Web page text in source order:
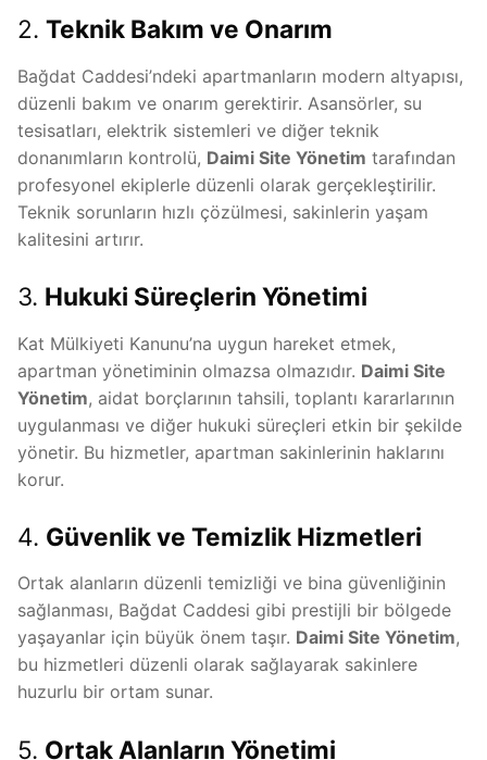
2. Teknik Bakım ve Onarım
Bağdat Caddesi’ndeki apartmanların modern altyapısı,
düzenli bakım ve onarım gerektirir. Asansörler, su
tesisatları, elektrik sistemleri ve diğer teknik
donanımların kontrolü, Daimi Site Yönetim tarafından
profesyonel ekiplerle düzenli olarak gerçekleştirilir.
Teknik sorunların hızlı çözülmesi, sakinlerin yaşam
kalitesini artırır.
3. Hukuki Süreçlerin Yönetimi
Kat Mülkiyeti Kanunu’na uygun hareket etmek,
apartman yönetiminin olmazsa olmazıdır. Daimi Site
Yönetim, aidat borçlarının tahsili, toplantı kararlarının
uygulanması ve diğer hukuki süreçleri etkin bir şekilde
yönetir. Bu hizmetler, apartman sakinlerinin haklarını
korur.
4. Güvenlik ve Temizlik Hizmetleri
Ortak alanların düzenli temizliği ve bina güvenliğinin
sağlanması, Bağdat Caddesi gibi prestijli bir bölgede
yaşayanlar için büyük önem taşır. Daimi Site Yönetim,
bu hizmetleri düzenli olarak sağlayarak sakinlere
huzurlu bir ortam sunar.
5. Ortak Alanların Yönetimi